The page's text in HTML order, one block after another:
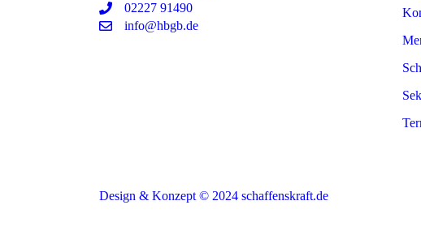
02227 91490
info@hbgb.de
Design & Konzept © 2024 schaffenskraft.de